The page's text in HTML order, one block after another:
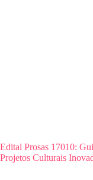
Edital Prosas 17010:
Projetos Culturais